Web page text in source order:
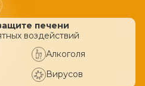
печени
воздействий
Алкоголя
Вирусов